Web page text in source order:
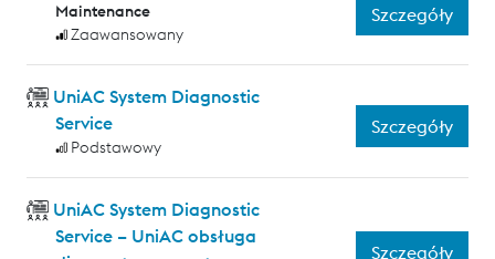
Maintenance
Zaawansowany
Szczegóły
UniAC System Diagnostic
Service
Podstawowy
Szczegóły
UniAC System Diagnostic
Service – UniAC obsługa
Szczegóły